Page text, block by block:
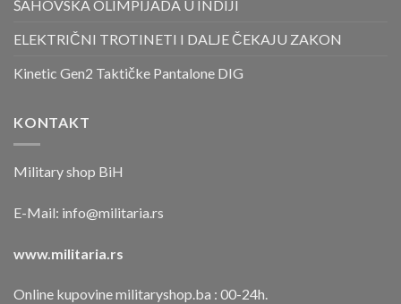
ŠAHOVSKA OLIMPIJADA U INDIJI
ELEKTRIČNI TROTINETI I DALJE ČEKAJU ZAKON
Kinetic Gen2 Taktičke Pantalone DIG
KONTAKT
Military shop BiH
E-Mail: info@militaria.rs
www.militaria.rs
Online kupovine militaryshop.ba : 00-24h.